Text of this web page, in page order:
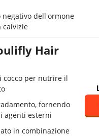
negativo dell'ormone
calvizie
Hair
cocco per nutrire il
fornendo
agenti esterni
in combinazione